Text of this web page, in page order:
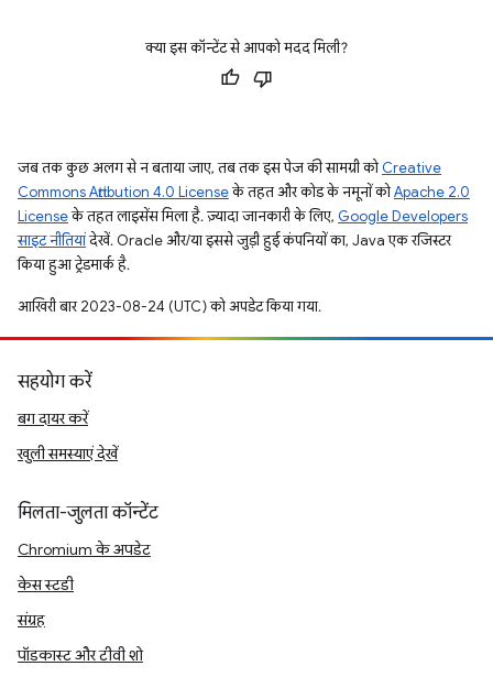
क्या इस कॉन्टेंट से आपको मदद मिली?
जब तक कुछ अलग से न बताया जाए, तब तक इस पेज की सामग्री कोCreative
Commons Attribution 4.0 Licenseके तहत और कोड के नमूनों कोApache 2.0
Licenseके तहत लाइसेंस मिला है. ज़्यादा जानकारी के लिए, Google Developers
साइट नीतियांदेखें. Oracle और/या इससे जुड़ी हुई कंपनियों का, Java एक रजिस्टर
किया हुआ ट्रेडमार्क है.
आखिरी बार 2023-08-24 (UTC) को अपडेट किया गया.
सहयोग करें
बग दायर करें
खुली समस्याएं देखें
मिलता-जुलता कॉन्टेंट
Chromium के अपडेट
केस स्टडी
संग्रह
पॉडकास्ट और टीवी शो